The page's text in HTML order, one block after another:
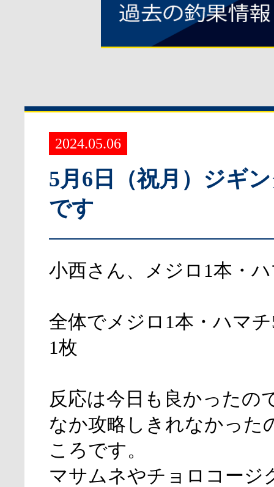
2024.05.06
5月6日（祝月）ジギ
です
小西さん、メジロ1本・
全体でメジロ1本・ハマ
1枚
反応は今日も良かったの
なか攻略しきれなかった
ころです。
マサムネやチョロコージ